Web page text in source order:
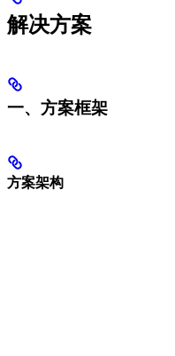
解决方案
一、方案框架
方案架构